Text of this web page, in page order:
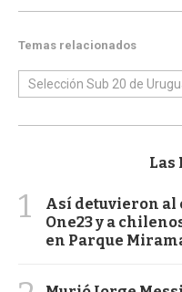
Temas relacionados
Selección Sub 20 de
Las
1
Así detuvieron al
One23 y a
en Parque